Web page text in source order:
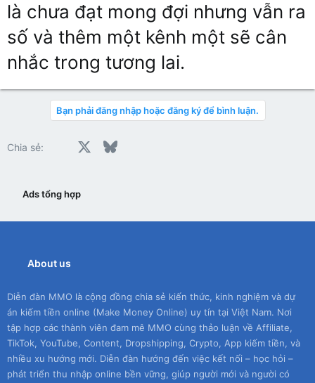
là chưa đạt mong đợi nhưng vẫn ra
số và thêm một kênh một sẽ cân
nhắc trong tương lai.
Bạn phải đăng nhập hoặc đăng ký để bình luận.
Chia sẻ: Facebook Bluesky
Ads tổng hợp
About us
Diễn đàn MMO là cộng đồng chia sẻ kiến thức, kinh nghiệm và dự
án kiếm tiền online (Make Money Online) uy tín tại Việt Nam. Nơi
tập hợp các thành viên đam mê MMO cùng thảo luận về Affiliate,
TikTok, YouTube, Content, Dropshipping, Crypto, App kiếm tiền, và
nhiều xu hướng mới. Diễn đàn hướng đến việc kết nối – học hỏi –
phát triển thu nhập online bền vững, giúp người mới và người có